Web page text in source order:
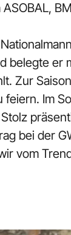
belegte
Zur
Im
bei der
vom